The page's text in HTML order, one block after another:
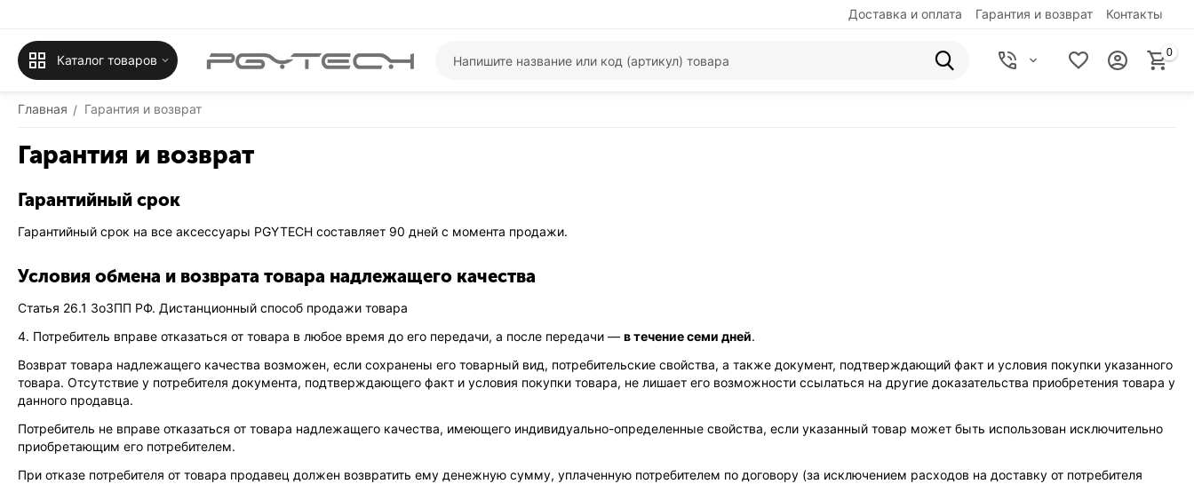
Доставка и оплата Гарантия и возврат Контакты
Каталог товаров 0
Главная / Гарантия и возврат
Гарантия и возврат
Гарантийный срок
Гарантийный срок на все аксессуары PGYTECH составляет 90 дней с момента продажи.
Условия обмена и возврата товара надлежащего качества
Статья 26.1 ЗоЗПП РФ. Дистанционный способ продажи товара
4. Потребитель вправе отказаться от товара в любое время до его передачи, а после передачи — в течение семи дней.
Возврат товара надлежащего качества возможен, если сохранены его товарный вид, потребительские свойства, а также документ, подтверждающий факт и условия покупки указанного
товара. Отсутствие у потребителя документа, подтверждающего факт и условия покупки товара, не лишает его возможности ссылаться на другие доказательства приобретения товара у
данного продавца.
Потребитель не вправе отказаться от товара надлежащего качества, имеющего индивидуально-определенные свойства, если указанный товар может быть использован исключительно
приобретающим его потребителем.
При отказе потребителя от товара продавец должен возвратить ему денежную сумму, уплаченную потребителем по договору (за исключением расходов на доставку от потребителя